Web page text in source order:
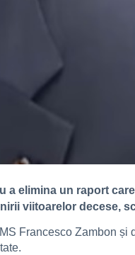
a elimina un raport
viitoarelor decese,
Francesco Zambon și